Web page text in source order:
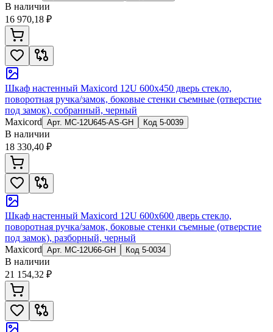
В наличии
16 970,18 ₽
Шкаф настенный Maxicord 12U 600x450 дверь стекло,
поворотная ручка/замок, боковые стенки съемные (отверстие
под замок), собранный, черный
Maxicord Арт. MC-12U645-AS-GH Код 5-0039
В наличии
18 330,40 ₽
Шкаф настенный Maxicord 12U 600x600 дверь стекло,
поворотная ручка/замок, боковые стенки съемные (отверстие
под замок), разборный, черный
Maxicord Арт. MC-12U66-GH Код 5-0034
В наличии
21 154,32 ₽